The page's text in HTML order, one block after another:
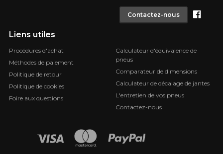
Contactez-nous
Liens utiles
Procédures d'achat
Méthodes de paiement
Politique de retour
Politique de cookies
Foire aux questions
Calculateur d'équivalence de
pneus
Comparateur de dimensions
Calculateur de décalage de jantes
L'entretien de vos pneus
Contactez-nous